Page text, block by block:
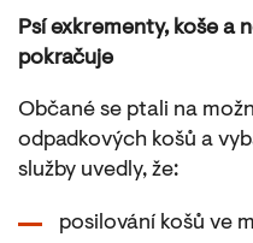
Psí exkrementy, koše a
pokračuje
Občané se ptali na
odpadkových košů a
služby uvedly, že:
posilování košů ve